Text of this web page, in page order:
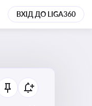
ВХІД ДО LIGA360